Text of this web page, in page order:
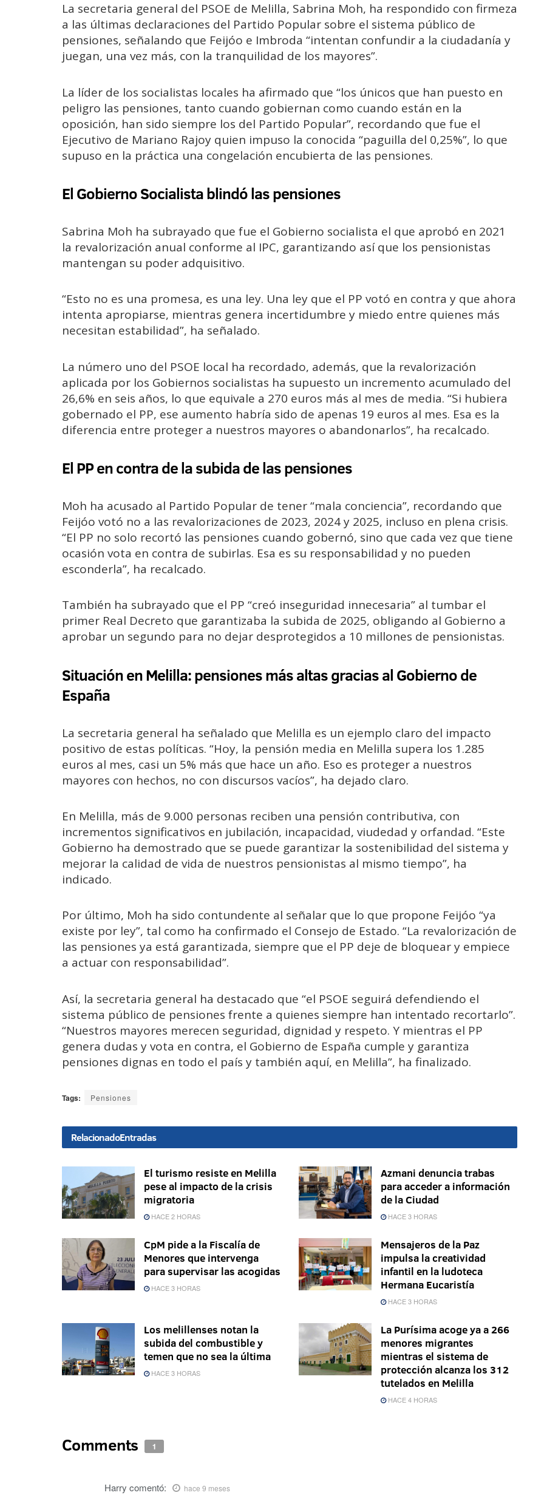
La secretaria general del PSOE de Melilla, Sabrina Moh, ha respondido con firmeza
a las últimas declaraciones del Partido Popular sobre el sistema público de
pensiones, señalando que Feijóo e Imbroda “intentan confundir a la ciudadanía y
juegan, una vez más, con la tranquilidad de los mayores”.
La líder de los socialistas locales ha afirmado que “los únicos que han puesto en
peligro las pensiones, tanto cuando gobiernan como cuando están en la
oposición, han sido siempre los del Partido Popular”, recordando que fue el
Ejecutivo de Mariano Rajoy quien impuso la conocida “paguilla del 0,25%”, lo que
supuso en la práctica una congelación encubierta de las pensiones.
El Gobierno Socialista blindó las pensiones
Sabrina Moh ha subrayado que fue el Gobierno socialista el que aprobó en 2021
la revalorización anual conforme al IPC, garantizando así que los pensionistas
mantengan su poder adquisitivo.
“Esto no es una promesa, es una ley. Una ley que el PP votó en contra y que ahora
intenta apropiarse, mientras genera incertidumbre y miedo entre quienes más
necesitan estabilidad”, ha señalado.
La número uno del PSOE local ha recordado, además, que la revalorización
aplicada por los Gobiernos socialistas ha supuesto un incremento acumulado del
26,6% en seis años, lo que equivale a 270 euros más al mes de media. “Si hubiera
gobernado el PP, ese aumento habría sido de apenas 19 euros al mes. Esa es la
diferencia entre proteger a nuestros mayores o abandonarlos”, ha recalcado.
El PP en contra de la subida de las pensiones
Moh ha acusado al Partido Popular de tener “mala conciencia”, recordando que
Feijóo votó no a las revalorizaciones de 2023, 2024 y 2025, incluso en plena crisis.
“El PP no solo recortó las pensiones cuando gobernó, sino que cada vez que tiene
ocasión vota en contra de subirlas. Esa es su responsabilidad y no pueden
esconderla”, ha recalcado.
También ha subrayado que el PP “creó inseguridad innecesaria” al tumbar el
primer Real Decreto que garantizaba la subida de 2025, obligando al Gobierno a
aprobar un segundo para no dejar desprotegidos a 10 millones de pensionistas.
Situación en Melilla: pensiones más altas gracias al Gobierno de
España
La secretaria general ha señalado que Melilla es un ejemplo claro del impacto
positivo de estas políticas. “Hoy, la pensión media en Melilla supera los 1.285
euros al mes, casi un 5% más que hace un año. Eso es proteger a nuestros
mayores con hechos, no con discursos vacíos”, ha dejado claro.
En Melilla, más de 9.000 personas reciben una pensión contributiva, con
incrementos significativos en jubilación, incapacidad, viudedad y orfandad. “Este
Gobierno ha demostrado que se puede garantizar la sostenibilidad del sistema y
mejorar la calidad de vida de nuestros pensionistas al mismo tiempo”, ha
indicado.
Por último, Moh ha sido contundente al señalar que lo que propone Feijóo “ya
existe por ley”, tal como ha confirmado el Consejo de Estado. “La revalorización de
las pensiones ya está garantizada, siempre que el PP deje de bloquear y empiece
a actuar con responsabilidad”.
Así, la secretaria general ha destacado que “el PSOE seguirá defendiendo el
sistema público de pensiones frente a quienes siempre han intentado recortarlo”.
“Nuestros mayores merecen seguridad, dignidad y respeto. Y mientras el PP
genera dudas y vota en contra, el Gobierno de España cumple y garantiza
pensiones dignas en todo el país y también aquí, en Melilla”, ha finalizado.
Tags: Pensiones
RelacionadoEntradas
El turismo resiste en Melilla
pese al impacto de la crisis
migratoria
HACE 2 HORAS
Azmani denuncia trabas
para acceder a información
de la Ciudad
HACE 3 HORAS
CpM pide a la Fiscalía de
Menores que intervenga
para supervisar las acogidas
HACE 3 HORAS
Mensajeros de la Paz
impulsa la creatividad
infantil en la ludoteca
Hermana Eucaristía
HACE 3 HORAS
Los melillenses notan la
subida del combustible y
temen que no sea la última
HACE 3 HORAS
La Purísima acoge ya a 266
menores migrantes
mientras el sistema de
protección alcanza los 312
tutelados en Melilla
HACE 4 HORAS
Comments 1
Harry comentó: hace 9 meses